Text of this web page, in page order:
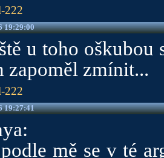
222
19:29:00
u toho oškubou
zapoměl zmínit...
222
19:27:41
mě se v té